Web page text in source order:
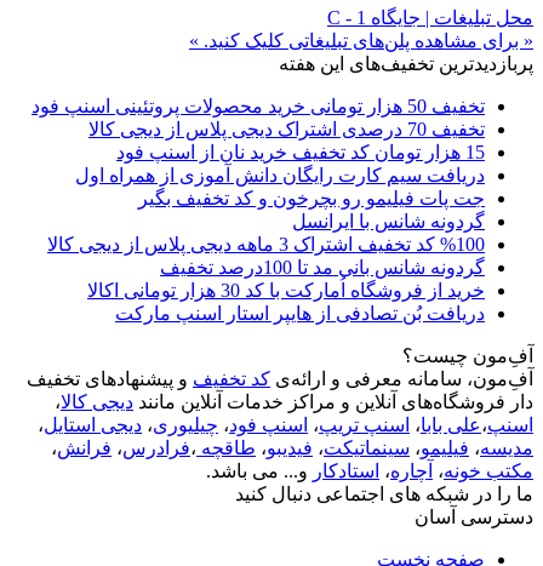
محل تبلیغات | جایگاه C - 1
« برای مشاهده پلن‌های تبلیغاتی کلیک کنید. »
پربازدیدترین تخفیف‌های این هفته
تخفیف 50 هزار تومانی خرید محصولات پروتئینی اسنپ فود
تخفیف 70 درصدی اشتراک دیجی پلاس از دیجی کالا
15 هزار تومان کد تخفیف خرید نان از اسنپ فود
دریافت سیم کارت رایگان دانش آموزی از همراه اول
جت پات فیلیمو رو بچرخون و کد تخفیف بگیر
گردونه شانس با ایرانسل
%100 کد تخفیف اشتراک 3 ماهه دیجی پلاس از دیجی کالا
گردونه شانس بانی مد تا 100درصد تخفیف
خرید از فروشگاه اُمارکت با کد 30 هزار تومانی اکالا
دریافت بُن تصادفی از هایپر استار اسنپ مارکت
آفِ‌مون چیست؟
آفِ‌مون، سامانه معرفی و ارائه‌ی کد تخفیف و پیشنهادهای تخفیف
دار فروشگاه‌های آنلاین و مراکز خدمات آنلاین مانند دیجی کالا،
اسنپ،علی بابا، اسنپ تریپ، اسنپ فود، چیلیوری، دیجی استایل،
مدیسه، فیلیمو، سینماتیکت، فیدیبو، طاقچه ،فرادرس، فرانش،
مکتب خونه، آچاره، استادکار و... می باشد.
ما را در شبکه های اجتماعی دنبال کنید
دسترسی آسان
صفحه نخست